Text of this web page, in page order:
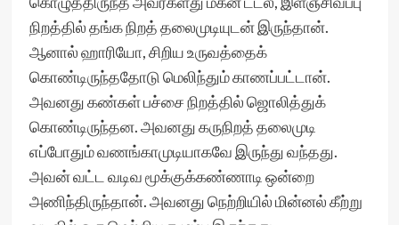
நிறத்தில் தங்க நிறத் தலைமுடியுடன் இருந்தான்.
ஆனால் ஹாரியோ, சிறிய உருவத்தைக்
கொண்டிருந்ததோடு மெலிந்தும் காணப்பட்டான்.
அவனது கண்கள் பச்சை நிறத்தில் ஜொலித்துக்
கொண்டிருந்தன. அவனது கருநிறத் தலைமுடி
எப்போதும் வணங்காமுடியாகவே இருந்து வந்தது.
அவன் வட்ட வடிவ மூக்குக்கண்ணாடி ஒன்றை
அணிந்திருந்தான். அவனது நெற்றியில் மின்னல் கீற்று